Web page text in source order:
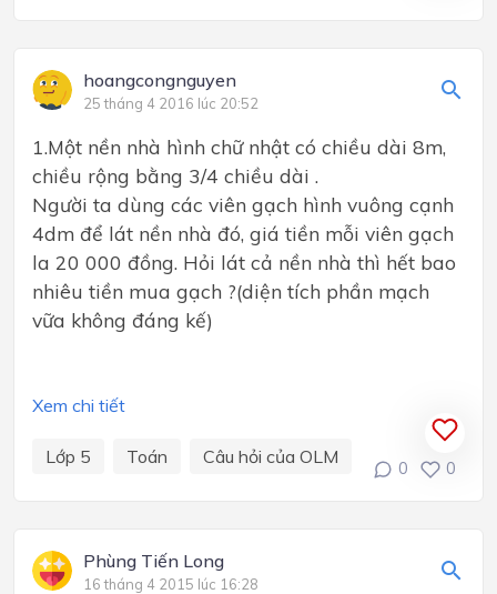
hoangcongnguyen
25 tháng 4 2016 lúc 20:52
1.Một nền nhà hình chữ nhật có chiều dài 8m,
chiều rộng bằng 3/4 chiều dài .
Người ta dùng các viên gạch hình vuông cạnh
4dm để lát nền nhà đó, giá tiền mỗi viên gạch
la 20 000 đồng. Hỏi lát cả nền nhà thì hết bao
nhiêu tiền mua gạch ?(diện tích phần mạch
vữa không đáng kế)
Xem chi tiết
Lớp 5 Toán Câu hỏi của OLM
0 0
Phùng Tiến Long
16 tháng 4 2015 lúc 16:28